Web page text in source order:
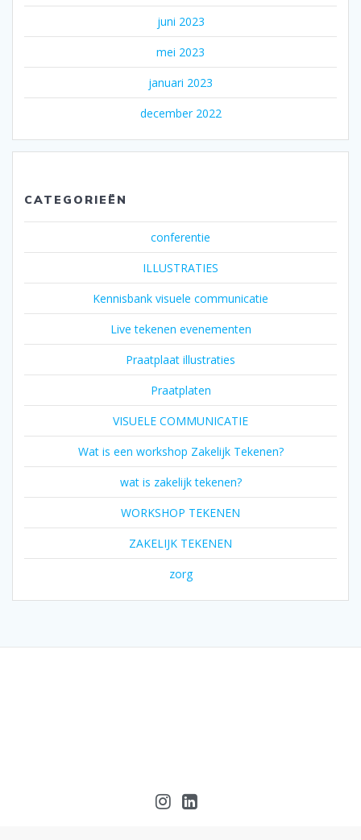
juni 2023
mei 2023
januari 2023
december 2022
CATEGORIEËN
conferentie
ILLUSTRATIES
Kennisbank visuele communicatie
Live tekenen evenementen
Praatplaat illustraties
Praatplaten
VISUELE COMMUNICATIE
Wat is een workshop Zakelijk Tekenen?
wat is zakelijk tekenen?
WORKSHOP TEKENEN
ZAKELIJK TEKENEN
zorg